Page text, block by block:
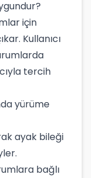
için
Kullanıcı
tercih
yürüme
ayak bileği
bağlı